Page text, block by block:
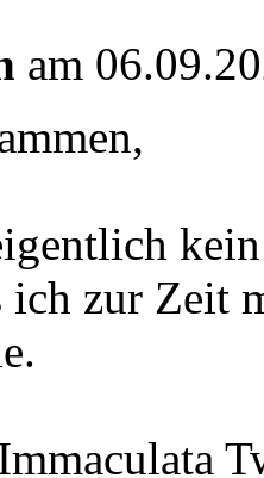
am
ich zur Zeit